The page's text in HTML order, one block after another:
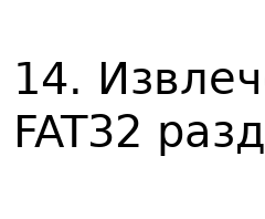
14.
FAT32